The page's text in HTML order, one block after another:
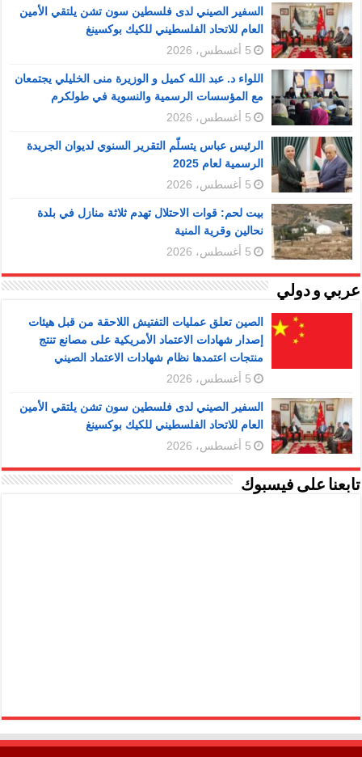
السفير الصيني لدى فلسطين سون تشن يلتقي الأمين
العام للاتحاد الفلسطيني للكيك بوكسينغ
5 أغسطس، 2026
اللواء د. عبد الله كميل و الوزيرة منى الخليلي يجتمعان
مع المؤسسات الرسمية والنسوية في طولكرم
5 أغسطس، 2026
الرئيس عباس يتسلّم التقرير السنوي لديوان الجريدة
الرسمية لعام 2025
5 أغسطس، 2026
بيت لحم: قوات الاحتلال تهدم ثلاثة منازل في بلدة
نحالين وقرية المنية
5 أغسطس، 2026
عربي و دولي
الصين تعلق عمليات التفتيش اللاحقة من قبل هيئات
إصدار شهادات الاعتماد الأمريكية على مصانع تنتج
منتجات اعتمدها نظام شهادات الاعتماد الصيني
5 أغسطس، 2026
السفير الصيني لدى فلسطين سون تشن يلتقي الأمين
العام للاتحاد الفلسطيني للكيك بوكسينغ
5 أغسطس، 2026
تابعنا على فيسبوك